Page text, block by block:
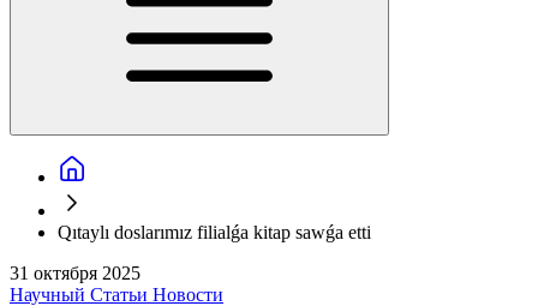
Qıtaylı doslarımız filialǵa kitap sawǵa etti
31 октября 2025
Научный Статьи Новости